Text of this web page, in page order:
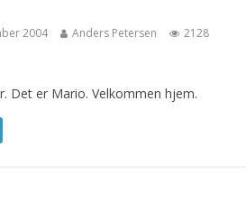
2004 Anders Petersen
2128
Det er Mario. Velkommen hjem.